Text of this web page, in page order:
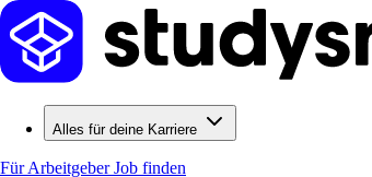
Alles für deine Karriere
Für ArbeitgeberJob finden